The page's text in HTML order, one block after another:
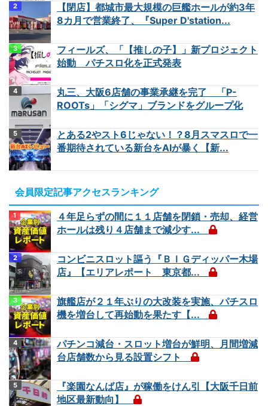
【閉店】都城市最大規模の巨艦ホールが約3年
8カ月で営業終了、『Super D'station...
フィールズ、「【推しの子】」新プロジェクト
始動 パチスロ化を正式発表
丸三、大阪6店舗の事業承継を完了 「P-
ROOTs」「シグマ」ブランドをグループ化
とある2やスト6じゃない！？8月スマスロで一
番期待されている新台をAIが暴く【新...
会員限定記事アクセスランキング
４年足らずの間に１１店舗を閉鎖・売却、経営
ホールは残り４店舗まで減少す...
コンビニスロット謳う『ＢＩＧディッパー木場
店』【エリアレポート 東京都...
旗艦店が２１年ぶりの大改装を実施、パチスロ
機を増台して再始動を果たす【...
パチンコ減台・スロット増台が鮮明、月間増減
台店舗数から見る設置シフト
『楽園なんば店』が稼働をけん引【大阪千日前
地区最新動向】